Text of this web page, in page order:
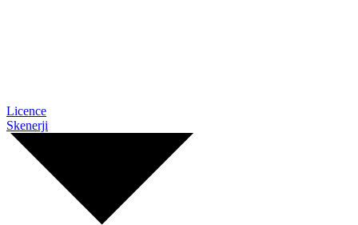
Licence
Skenerji